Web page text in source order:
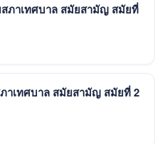
สภาเทศบาล สมัยสามัญ สมัยที่
าเทศบาล สมัยสามัญ สมัยที่ 2